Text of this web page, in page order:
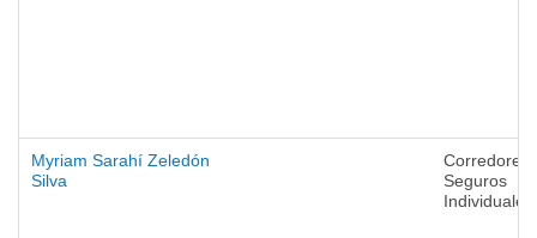
Myriam Sarahí Zeledón
Silva
Corredores
Seguros
Individuales